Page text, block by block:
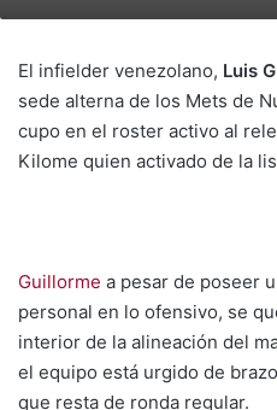
El infielder venezolano, Luis
sede alterna de los Mets de
cupo en el roster activo al
Kilome quien activado de la
Guillorme a pesar de poseer
personal en lo ofensivo, se
interior de la alineación del
el equipo está urgido de
que resta de ronda regular.